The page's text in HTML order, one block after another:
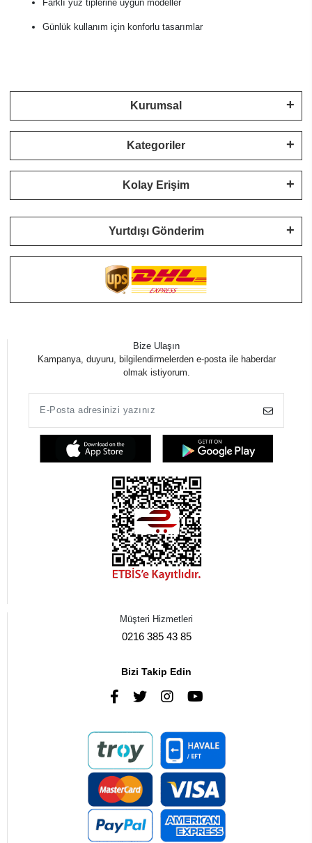
Farklı yüz tiplerine uygun modeller
Günlük kullanım için konforlu tasarımlar
Kurumsal
Kategoriler
Kolay Erişim
Yurtdışı Gönderim
Bize Ulaşın
Kampanya, duyuru, bilgilendirmelerden e-posta ile haberdar
olmak istiyorum.
Müşteri Hizmetleri
0216 385 43 85
Bizi Takip Edin